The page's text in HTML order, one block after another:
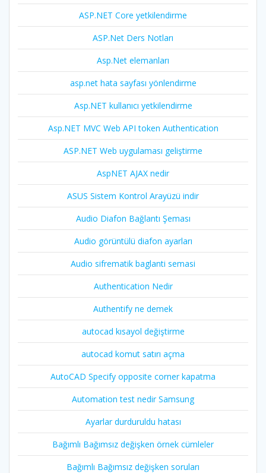
ASP.NET Core yetkilendirme
ASP.Net Ders Notları
Asp.Net elemanları
asp.net hata sayfası yönlendirme
Asp.NET kullanıcı yetkilendirme
Asp.NET MVC Web API token Authentication
ASP.NET Web uygulaması geliştirme
AspNET AJAX nedir
ASUS Sistem Kontrol Arayüzü indir
Audio Diafon Bağlantı Şeması
Audio görüntülü diafon ayarları
Audio sifrematik baglanti semasi
Authentication Nedir
Authentify ne demek
autocad kısayol değiştirme
autocad komut satırı açma
AutoCAD Specify opposite corner kapatma
Automation test nedir Samsung
Ayarlar durduruldu hatası
Bağımlı Bağımsız değişken örnek cümleler
Bağımlı Bağımsız değişken soruları